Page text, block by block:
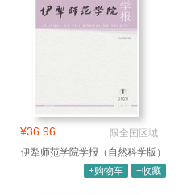
¥36.96
限全国区域
伊犁师范学院学报（自然科学版）
（汉）
+购物车 +收藏